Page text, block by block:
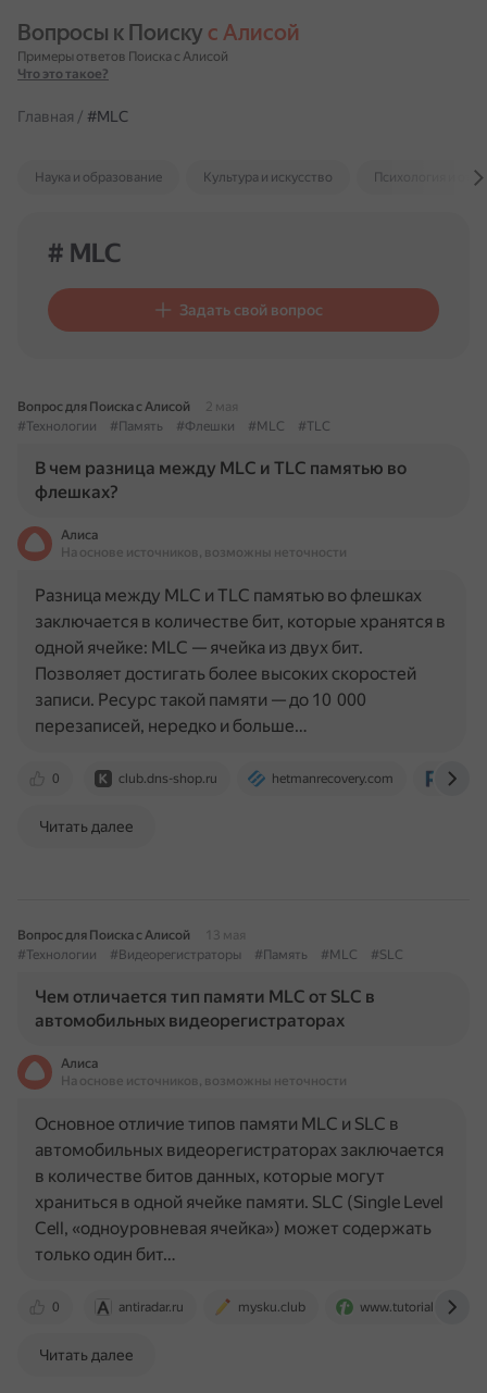
Вопросы к Поиску с Алисой
Примеры ответов Поиска с Алисой
Что это такое?
Главная / #MLC
Наука и образование Культура и искусство Психология и
# MLC
Задать свой вопрос
Вопрос для Поиска с Алисой
2 мая
#Технологии
#Память #Флешки #MLC #TLC
В чем разница между MLC и TLC памятью во
флешках?
Алиса
На основе источников, возможны неточности
0 club.dns-shop.ru hetmanrecovery.com
Разница между MLC и TLC памятью во флешках
заключается в количестве бит, которые хранятся в
одной ячейке: MLC — ячейка из двух бит.
Позволяет достигать более высоких скоростей
записи. Ресурс такой памяти — до 10 000
перезаписей, нередко и больше…
Читать далее
Вопрос для Поиска с Алисой
13 мая
#Технологии
#Видеорегистраторы #Память #MLC #SLC
Чем отличается тип памяти MLC от SLC в
автомобильных видеорегистраторах
Алиса
На основе источников, возможны неточности
0 antiradar.ru mysku.club
Основное отличие типов памяти MLC и SLC в
автомобильных видеорегистраторах заключается
в количестве битов данных, которые могут
храниться в одной ячейке памяти. SLC (Single Level
Cell, «одноуровневая ячейка») может содержать
только один бит…
Читать далее